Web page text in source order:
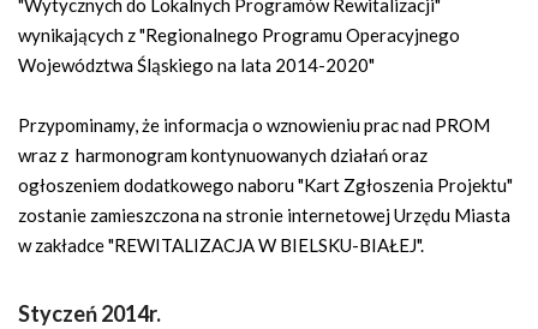
n
a
"Wytycznych do Lokalnych Programów Rewitalizacji"
wynikających z "Regionalnego Programu Operacyjnego
Województwa Śląskiego na lata 2014-2020"
Przypominamy, że informacja o wznowieniu prac nad PROM
wraz z harmonogram kontynuowanych działań oraz
ogłoszeniem dodatkowego naboru "Kart Zgłoszenia Projektu"
zostanie zamieszczona na stronie internetowej Urzędu Miasta
w zakładce "REWITALIZACJA W BIELSKU-BIAŁEJ".
Styczeń 2014r.